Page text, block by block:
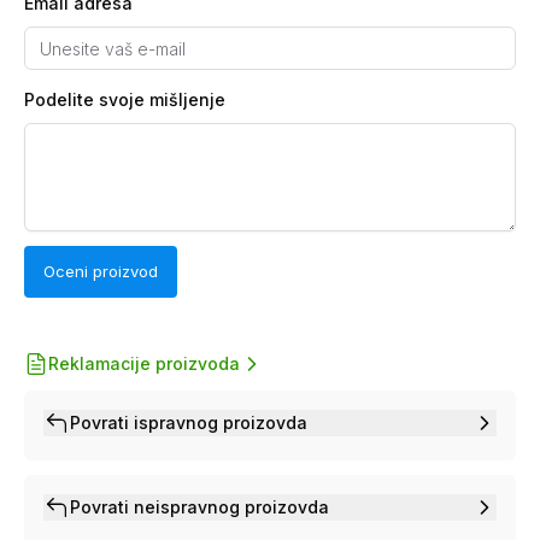
Podelite svoje mišljenje
Oceni proizvod
Reklamacije proizvoda
Povrati ispravnog proizovda
Povrati neispravnog proizovda